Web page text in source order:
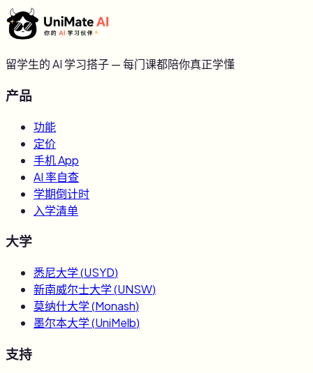
留学生的 AI 学习搭子 — 每门课都陪你真正学懂
产品
功能
定价
手机 App
AI 率自查
学期倒计时
入学清单
大学
悉尼大学(USYD)
新南威尔士大学(UNSW)
莫纳什大学(Monash)
墨尔本大学(UniMelb)
支持